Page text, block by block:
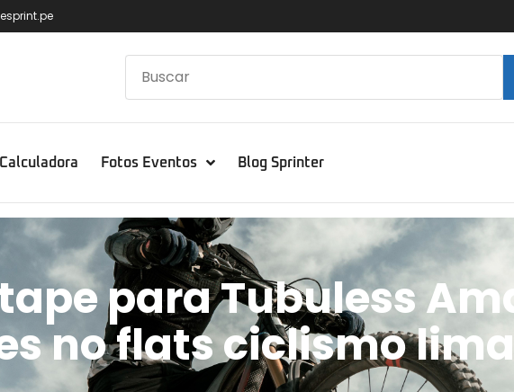
Calculadora Fotos Eventos Blog Sprinter
para Tubuless
no flats ciclismo